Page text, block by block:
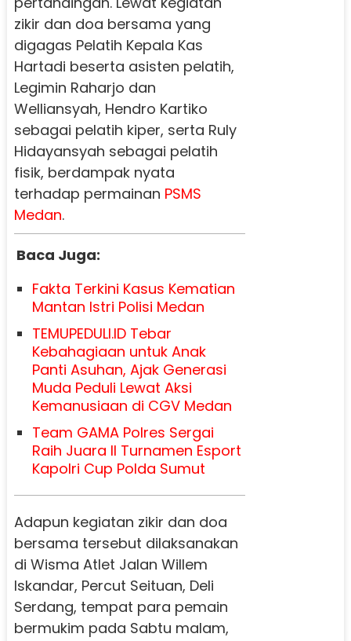
zikir dan doa bersama yang
digagas Pelatih Kepala Kas
Hartadi beserta asisten pelatih,
Legimin Raharjo dan
Welliansyah, Hendro Kartiko
sebagai pelatih kiper, serta Ruly
Hidayansyah sebagai pelatih
fisik, berdampak nyata
terhadap permainan PSMS
Medan.
Baca Juga:
Fakta Terkini Kasus Kematian
Mantan Istri Polisi Medan
TEMUPEDULI.ID Tebar
Kebahagiaan untuk Anak
Panti Asuhan, Ajak Generasi
Muda Peduli Lewat Aksi
Kemanusiaan di CGV Medan
Team GAMA Polres Sergai
Raih Juara II Turnamen Esport
Kapolri Cup Polda Sumut
Adapun kegiatan zikir dan doa
bersama tersebut dilaksanakan
di Wisma Atlet Jalan Willem
Iskandar, Percut Seituan, Deli
Serdang, tempat para pemain
bermukim pada Sabtu malam,